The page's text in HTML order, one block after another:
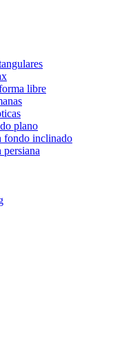
libre
plano
fondo inclinado
persiana